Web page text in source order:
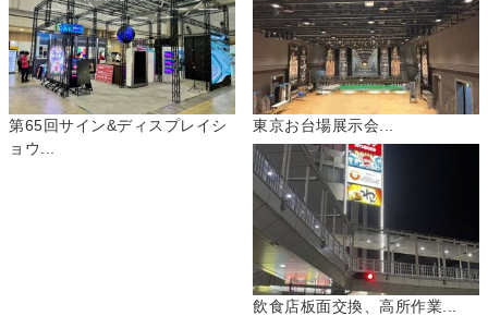
第65回サイン&ディスプレイシ
ョウ...
東京お台場展示会...
飲食店板面交換、高所作業...